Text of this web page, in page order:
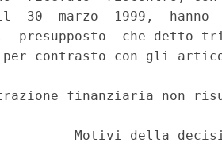
il  30  marzo  1999,
presupposto  che detto
contrasto con gli
finanziaria non
Motivi della